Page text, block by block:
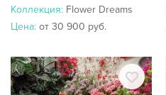
Коллекция: Flower Dreams
Цена: от 30 900 руб.